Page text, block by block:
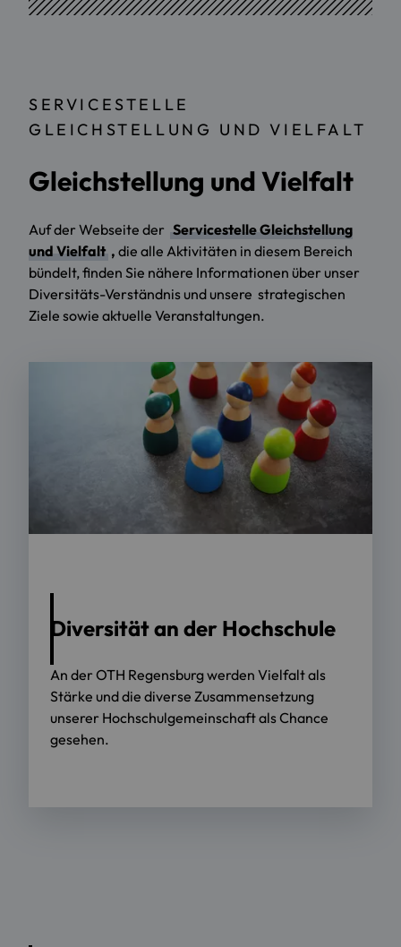
SERVICESTELLE
GLEICHSTELLUNG UND VIELFALT
Gleichstellung und Vielfalt
Auf der Webseite der Servicestelle Gleichstellung
und Vielfalt , die alle Aktivitäten in diesem Bereich
bündelt, finden Sie nähere Informationen über unser
Diversitäts-Verständnis und unsere strategischen
Ziele sowie aktuelle Veranstaltungen.
Diversität an der Hochschule
An der OTH Regensburg werden Vielfalt als
Stärke und die diverse Zusammensetzung
unserer Hochschulgemeinschaft als Chance
gesehen.